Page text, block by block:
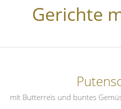
Gerichte
mit Butterreis und buntes